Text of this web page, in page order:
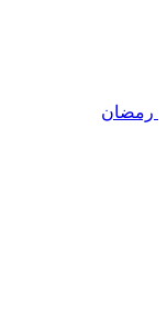
رمضان